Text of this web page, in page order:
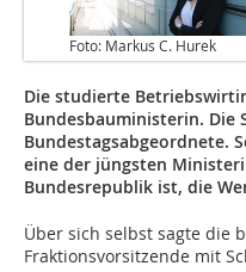
Foto: Markus C. Hurek
Die studierte
Bundesbauministerin. Die
Bundestagsabgeordnete.
eine der jüngsten
Bundesrepublik ist, die
Über sich selbst sagte die
Fraktionsvorsitzende mit